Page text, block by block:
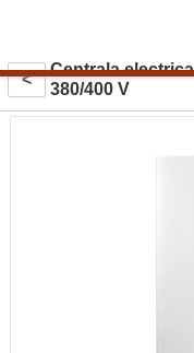
<
Centrala
380/400 V